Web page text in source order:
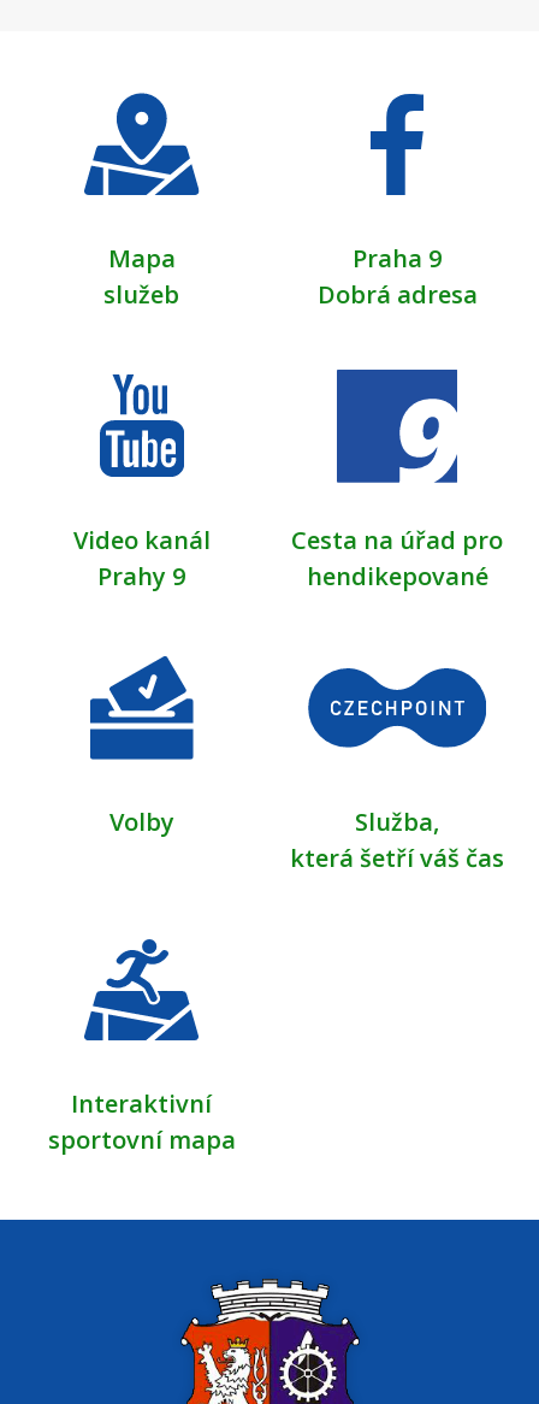
Mapa
služeb
Praha 9
Dobrá adresa
Video kanál
Prahy 9
Cesta na úřad pro
hendikepované
Volby
Služba,
která šetří váš čas
Interaktivní
sportovní mapa